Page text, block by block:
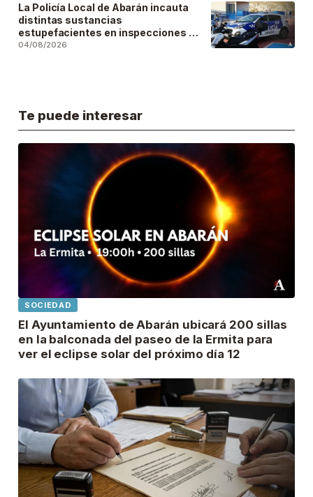
La Policía Local de Abarán incauta
distintas sustancias
estupefacientes en inspecciones a
locales públicos del municipio
04/08/2026
Te puede interesar
SOCIEDAD
El Ayuntamiento de Abarán ubicará 200 sillas
en la balconada del paseo de la Ermita para
ver el eclipse solar del próximo día 12